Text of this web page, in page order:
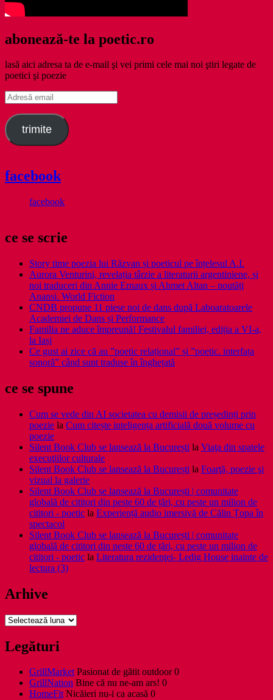
abonează-te la poetic.ro
lasă aici adresa ta de e-mail şi vei primi cele mai noi ştiri legate de
poetici şi poezie
Adresă
email
trimite
facebook
facebook
ce se scrie
Story time poezia lui Răzvan și poeticul pe înțelesul A.I.
Aurora Venturini, revelația târzie a literaturii argentiniene, și
noi traduceri din Annie Ernaux și Ahmet Altan – noutăți
Anansi. World Fiction
CNDB propune 11 piese noi de dans după Laboaratoarele
Academiei de Dans și Performance
Familia ne aduce împreună! Festivalul familiei, ediția a VI-a,
la Iași
Ce gust ai zice că au ”poetic relațional” și ”poetic. interfața
sonoră” când sunt traduse în înghețată
ce se spune
Cum se vede din AI societatea cu demisii de președinți prin
poezie la Cum citește inteligența artificială două volume cu
poezie
Silent Book Club se lansează la București la Viaţa din spatele
execuţiilor culturale
Silent Book Club se lansează la București la Foarţă, poezie şi
vizual la galerie
Silent Book Club se lansează la București | comunitate
globală de cititori din peste 60 de țări, cu peste un milion de
cititori - poetic la Experiență audio imersivă de Călin Țopa în
spectacol
Silent Book Club se lansează la București | comunitate
globală de cititori din peste 60 de țări, cu peste un milion de
cititori - poetic la Literatura rezidenţei- Ledig House inainte de
lectura (3)
Arhive
Arhive
Legături
GrillMarketPasionat de gătit outdoor 0
GrillNation Bine că nu ne-am ars! 0
HomeFitNicăieri nu-i ca acasă 0